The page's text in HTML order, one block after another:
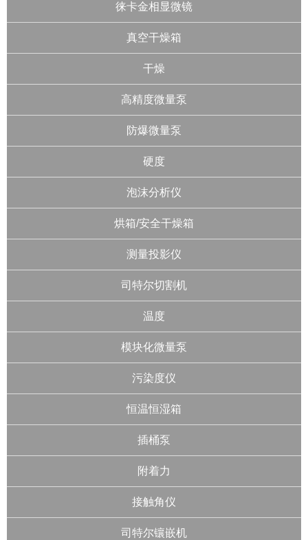
徕卡金相显微镜
真空干燥箱
干燥
高精度微量泵
防爆微量泵
硬度
泡沫分析仪
烘箱/安全干燥箱
测量投影仪
司特尔切割机
温度
模块化微量泵
污染度仪
恒温恒湿箱
插桶泵
附着力
接触角仪
司特尔镶嵌机